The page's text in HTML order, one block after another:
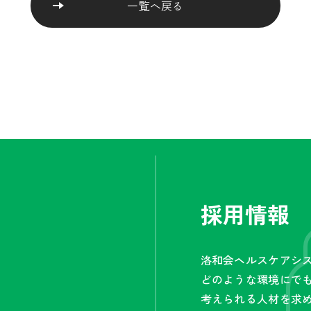
一覧へ戻る
採用情報
洛和会ヘルスケアシ
どのような環境にで
考えられる人材を求